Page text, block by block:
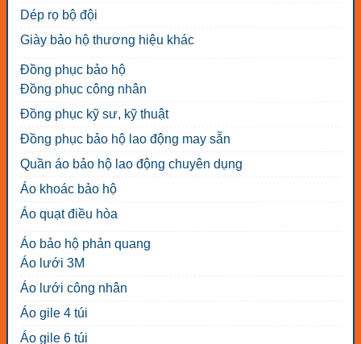
Dép rọ bộ đội
Giày bảo hộ thương hiệu khác
Đồng phục bảo hộ
Đồng phục công nhân
Đồng phục kỹ sư, kỹ thuật
Đồng phục bảo hộ lao động may sẵn
Quần áo bảo hộ lao động chuyên dụng
Áo khoác bảo hộ
Áo quạt điều hòa
Áo bảo hộ phản quang
Áo lưới 3M
Áo lưới công nhân
Áo gile 4 túi
Áo gile 6 túi